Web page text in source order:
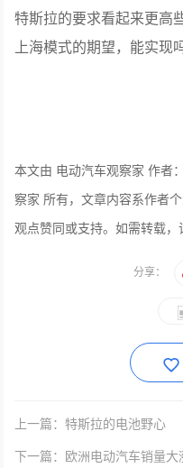
特斯拉的要求看起来更高
上海模式的期望，能实现
本文由 电动汽车观察家 作者：
察家 所有，文章内容系作者
观点赞同或支持。如需转载，
分享：
上一篇：特斯拉的电池野心
下一篇：欧洲电动汽车销量大